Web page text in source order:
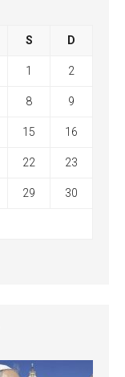
S D
1 2
8 9
15 16
22 23
29 30